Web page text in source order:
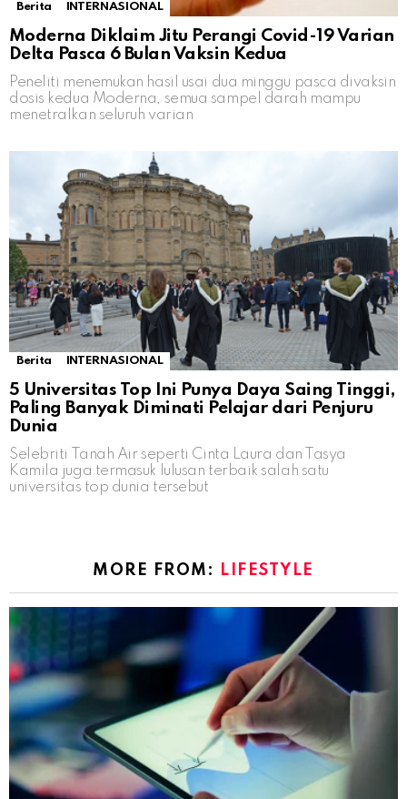
Berita INTERNASIONAL
Moderna Diklaim Jitu Perangi Covid-19 Varian
Delta Pasca 6 Bulan Vaksin Kedua
Peneliti menemukan hasil usai dua minggu pasca divaksin
dosis kedua Moderna, semua sampel darah mampu
menetralkan seluruh varian
Berita INTERNASIONAL
5 Universitas Top Ini Punya Daya Saing Tinggi,
Paling Banyak Diminati Pelajar dari Penjuru
Dunia
Selebriti Tanah Air seperti Cinta Laura dan Tasya
Kamila juga termasuk lulusan terbaik salah satu
universitas top dunia tersebut
MORE FROM: LIFESTYLE